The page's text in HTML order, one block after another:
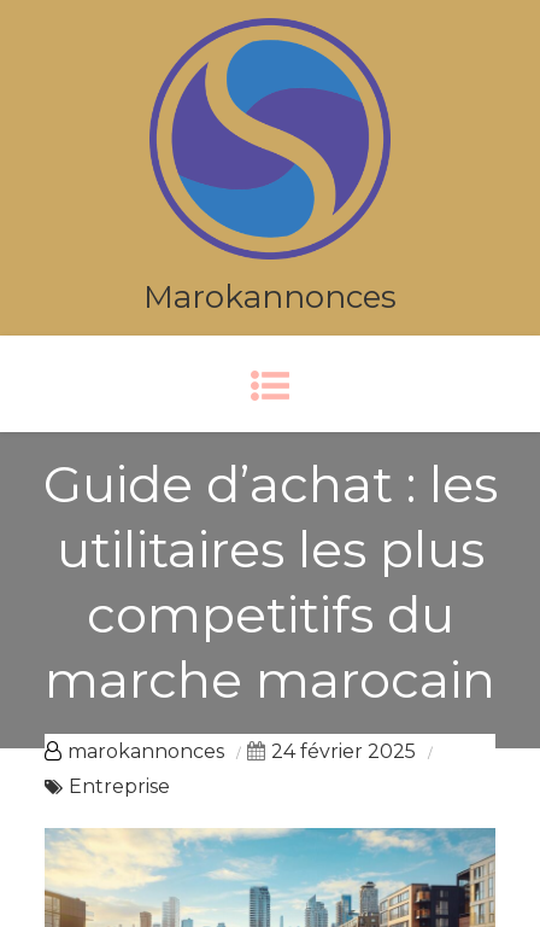
Marokannonces
Guide d’achat : les
utilitaires les plus
competitifs du
marche marocain
marokannonces
24 février 2025
Entreprise